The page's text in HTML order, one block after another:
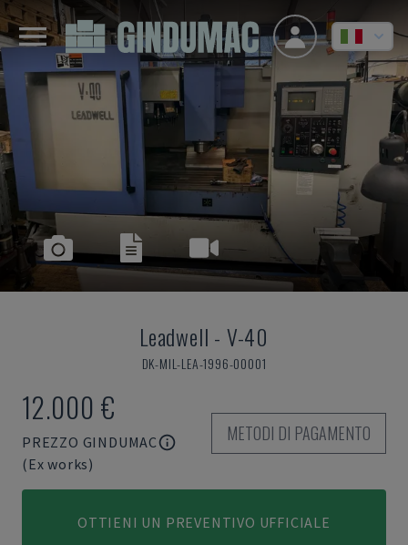
Leadwell - V-40
DK-MIL-LEA-1996-00001
12.000 €
PREZZO GINDUMAC
(Ex works)
METODI DI PAGAMENTO
OTTIENI UN PREVENTIVO UFFICIALE